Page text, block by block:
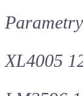
XL4005